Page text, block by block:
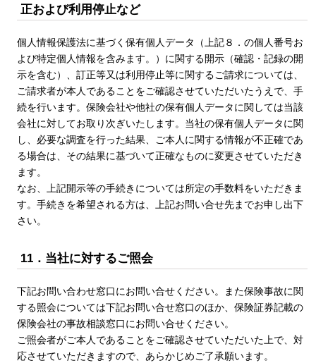
正および利用停止など
個人情報保護法に基づく保有個人データ（上記８．の個人番号お
よび特定個人情報を含みます。）に関する開示（確認・記録の開
示を含む）、訂正等又は利用停止等に関するご請求については、
ご請求者が本人であることをご確認させていただいたうえで、手
続を行います。保険会社や他社の保有個人データに関しては当該
会社に対してお取り次ぎいたします。当社の保有個人データに関
し、必要な調査を行った結果、ご本人に関する情報が不正確であ
る場合は、その結果に基づいて正確なものに変更させていただき
ます。
なお、上記開示等の手続きについては所定の手数料をいただきま
す。手続きを希望される方は、上記お問い合せ先までお申し出下
さい。
11．当社に対するご照会
下記お問い合わせ窓口にお問い合せください。また保険事故に関
する照会については下記お問い合せ窓口のほか、保険証券記載の
保険会社の事故相談窓口にお問い合せください。
ご照会者がご本人であることをご確認させていただいた上で、対
応させていただきますので、あらかじめご了承願います。